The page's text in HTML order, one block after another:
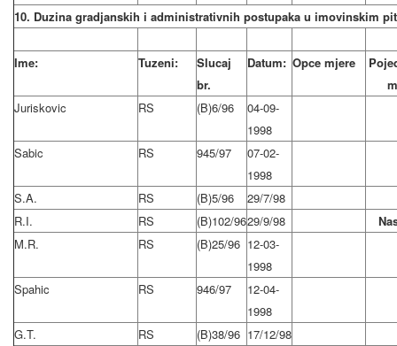
10. Duzina gradjanskih i administrativnih postupaka u imovinskim
Ime: Tuzeni:
Slucaj
br.
Datum: Opce mjere
Juriskovic
RS (B)6/96
04-09-
1998
Sabic
RS 945/97
07-02-
1998
S.A.
RS (B)5/96
29/7/98
R.I.
RS (B)102/9629/9/98
M.R.
RS (B)25/96 12-03-
1998
Spahic
RS 946/97
12-04-
1998
G.T.
RS (B)38/96 17/12/98